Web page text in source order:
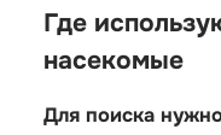
Где
насекомые
Для поиска